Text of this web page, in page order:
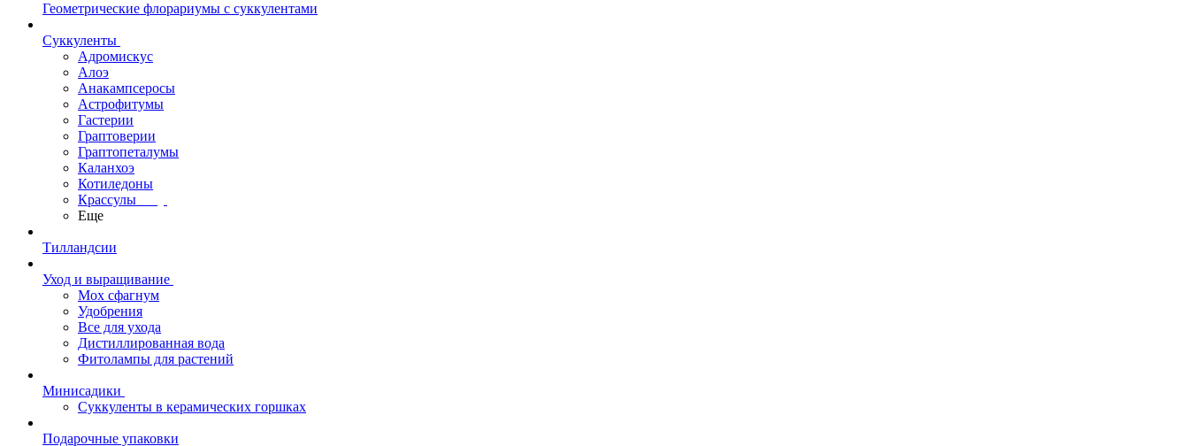
Геометрические флорариумы с суккулентами
Суккуленты
Адромискус
Алоэ
Анакампсеросы
Астрофитумы
Гастерии
Граптоверии
Граптопеталумы
Каланхоэ
Котиледоны
Крассулы
Еще
Тилландсии
Уход и выращивание
Мох сфагнум
Удобрения
Все для ухода
Дистиллированная вода
Фитолампы для растений
Минисадики
Суккуленты в керамических горшках
Подарочные упаковки